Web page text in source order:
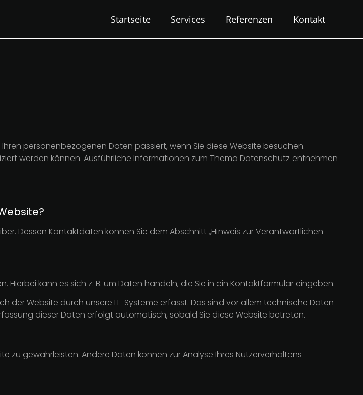
Startseite Services Referenzen Kontakt
personenbezogenen Daten passiert, wenn Sie diese Website besuchen.
werden können. Ausführliche Informationen zum Thema Datenschutz entnehmen
Dessen Kontaktdaten können Sie dem Abschnitt „Hinweis zur Verantwortlichen
kann es sich z. B. um Daten handeln, die Sie in ein Kontaktformular eingeben.
der Website durch unsere IT-Systeme erfasst. Das sind vor allem technische Daten
dieser Daten erfolgt automatisch, sobald Sie diese Website betreten.
zu gewährleisten. Andere Daten können zur Analyse Ihres Nutzerverhaltens